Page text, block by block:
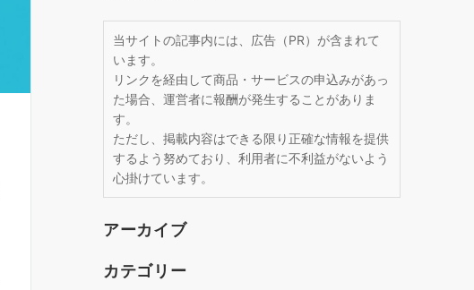
当サイトの記事内には、広告（PR）が含まれて
います。
リンクを経由して商品・サービスの申込みがあっ
た場合、運営者に報酬が発生することがありま
す。
ただし、掲載内容はできる限り正確な情報を提供
するよう努めており、利用者に不利益がないよう
心掛けています。
アーカイブ
カテゴリー